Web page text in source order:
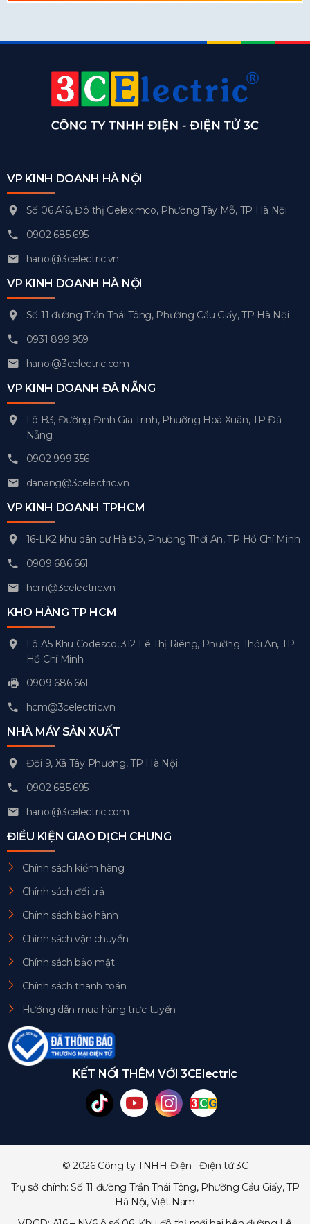
VP KINH DOANH HÀ NỘI
Số 06 A16, Đô thị Geleximco, Phường Tây Mỗ, TP Hà Nội
0902 685 695
hanoi@3celectric.vn
VP KINH DOANH HÀ NỘI
Số 11 đường Trần Thái Tông, Phường Cầu Giấy, TP Hà Nội
0931 899 959
hanoi@3celectric.com
VP KINH DOANH ĐÀ NẴNG
Lô B3, Đường Đinh Gia Trinh, Phường Hoà Xuân, TP Đà
Nẵng
0902 999 356
danang@3celectric.vn
VP KINH DOANH TPHCM
16-LK2 khu dân cư Hà Đô, Phường Thới An, TP Hồ Chí Minh
0909 686 661
hcm@3celectric.vn
KHO HÀNG TP HCM
Lô A5 Khu Codesco, 312 Lê Thị Riêng, Phường Thới An, TP
Hồ Chí Minh
0909 686 661
hcm@3celectric.vn
NHÀ MÁY SẢN XUẤT
Đội 9, Xã Tây Phương, TP Hà Nội
0902 685 695
hanoi@3celectric.com
ĐIỀU KIỆN GIAO DỊCH CHUNG
Chính sách kiểm hàng
Chính sách đổi trả
Chính sách bảo hành
Chính sách vận chuyển
Chính sách bảo mật
Chính sách thanh toán
Hướng dẫn mua hàng trực tuyến
KẾT NỐI THÊM VỚI 3CElectric
© 2026 Công ty TNHH Điện - Điện tử 3C
Trụ sở chính: Số 11 đường Trần Thái Tông, Phường Cầu Giấy, TP
Hà Nội, Việt Nam